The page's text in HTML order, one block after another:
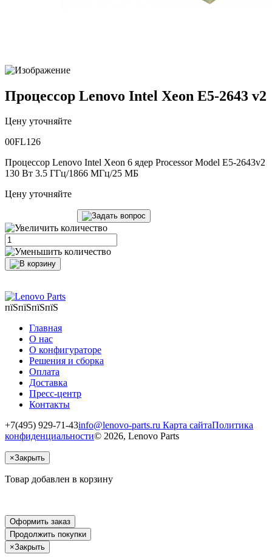
Процессор Lenovo Intel Xeon E5-2643 v2
Цену уточняйте
00FL126
Процессор Lenovo Intel Xeon 6 ядер Processor Model E5-2643v2
130 Вт 3.5 ГГц/1866 МГц/25 МБ
Цену уточняйте
пїЅпїЅпїЅпїЅ
Главная
О нас
О конфигураторе
Решения и сборка
Оплата
Доставка
Пресс-центр
Контакты
+7(495) 929-71-43info@lenovo-parts.ru Карта сайтаПолитика
конфиденциальности© 2026, Lenovo Parts
×Закрыть
Товар добавлен в корзину
Оформить заказ
Продолжить покупки
×Закрыть